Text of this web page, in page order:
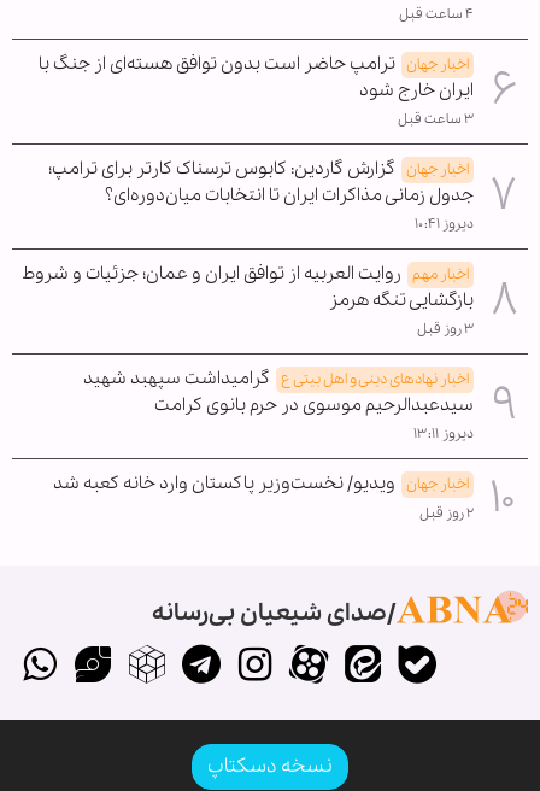
۴ ساعت قبل
اخبار جهان ترامپ حاضر است بدون توافق هسته‌ای از جنگ با
ایران خارج شود
۳ ساعت قبل
اخبار جهان گزارش گاردین: کابوس ترسناک کارتر برای ترامپ؛
جدول زمانی مذاکرات ایران تا انتخابات میان‌دوره‌ای؟
دیروز ۱۰:۴۱
اخبار مهم روایت العربیه از توافق ایران و عمان؛ جزئیات و شروط
بازگشایی تنگه هرمز
۳ روز قبل
اخبار نهادهای دینی و اهل بیتی ع گرامیداشت سپهبد شهید
سیدعبدالرحیم موسوی در حرم بانوی کرامت
دیروز ۱۳:۱۱
اخبار جهان ویدیو/ نخست‌وزیر پاکستان وارد خانه کعبه شد
۲ روز قبل
صدای شیعیان بی‌رسانه
نسخه دسکتاپ